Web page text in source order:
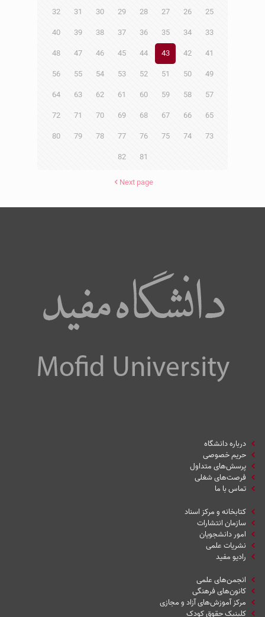
25
26
27
28
29
30
31
32
33
34
35
36
37
38
39
40
41
42
43
44
45
46
47
48
49
50
51
52
53
54
55
56
57
58
59
60
61
62
63
64
65
66
67
68
69
70
71
72
73
74
75
76
77
78
79
80
81
82
Next page
درباره دانشگاه
حریم خصوصی
پرسش‌های متداول
فرصت‌های شغلی
تماس با ما
کتابخانه و مرکز اسناد
سازمان انتشارات
امور دانشجویان
نشریات علمی
رادیو مفید
انجمن‌های علمی
کانون‌های فرهنگی
مرکز آموزش‌های آزاد و مجازی
کلینیک حقوق کودک